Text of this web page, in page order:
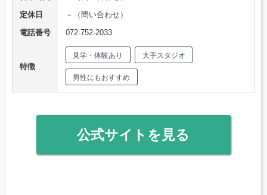
定休日
－（問い合わせ）
電話番号
072-752-2033
特徴
見学・体験あり 大手スタジオ
男性にもおすすめ
公式サイトを見る